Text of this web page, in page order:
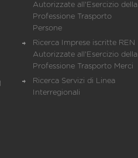
Autorizzate all'Esercizio della
Professione Trasporto
Persone
Ricerca Imprese iscritte REN
Autorizzate all'Esercizio della
Professione Trasporto Merci
Ricerca Servizi di Linea
Interregionali